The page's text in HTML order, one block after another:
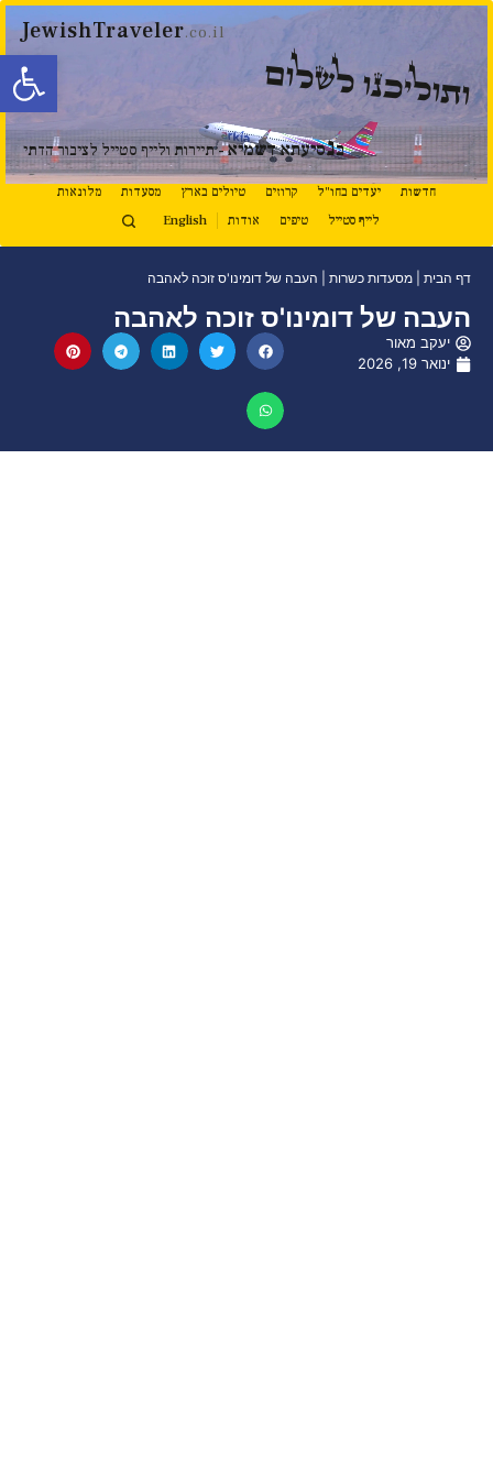
פתח
JewishTraveler.co.il
ותוליכנו לשלום
בנסיעתא דשמיא- תיירות ולייף סטייל לציבור הדתי
חדשות יעדים בחו"ל קרוזים טיולים בארץ מסעדות
מלונאות
לייף סטייל
טיפים אודות English
דף הבית מסעדות כשרות העבה של דומינו'ס זוכה לאהבה
העבה של דומינו'ס זוכה לאהבה
יעקב מאור
ינואר 19, 2026